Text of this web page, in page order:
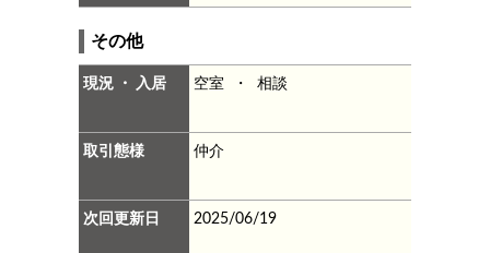
その他
現況 ・ 入居 空室 ・ 相談
取引態様 仲介
次回更新日 2025/06/19